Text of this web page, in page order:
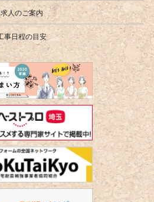
求人のご案内
事日程の目安